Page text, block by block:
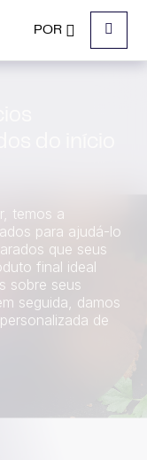
POR
Menu
do início
temos a
para ajudá-lo
que seus
final ideal
sobre seus
seguida, damos
de